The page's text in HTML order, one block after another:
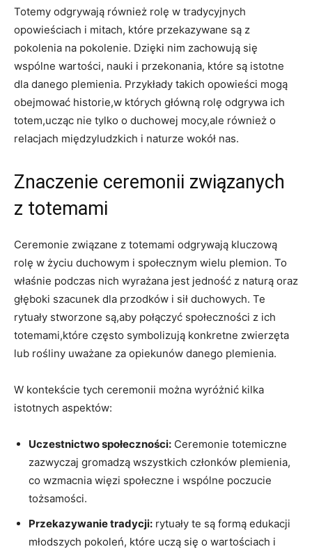
Totemy odgrywają również rolę w tradycyjnych
opowieściach i mitach, które przekazywane są z
pokolenia na pokolenie. Dzięki nim zachowują się
wspólne wartości, nauki i przekonania, które są istotne
dla danego plemienia. Przykłady takich opowieści mogą
obejmować historie,w których główną rolę odgrywa ich
totem,ucząc nie tylko o duchowej mocy,ale również o
relacjach międzyludzkich i naturze wokół nas.
Znaczenie ceremonii związanych
z totemami
Ceremonie związane z totemami odgrywają kluczową
rolę w życiu duchowym i społecznym wielu plemion. To
właśnie podczas nich wyrażana jest jedność z naturą oraz
głęboki szacunek dla przodków i sił duchowych. Te
rytuały stworzone są,aby połączyć społeczności z ich
totemami,które często symbolizują konkretne zwierzęta
lub rośliny uważane za opiekunów danego plemienia.
W kontekście tych ceremonii można wyróżnić kilka
istotnych aspektów:
Uczestnictwo społeczności: Ceremonie totemiczne
zazwyczaj gromadzą wszystkich członków plemienia,
co wzmacnia więzi społeczne i wspólne poczucie
tożsamości.
Przekazywanie tradycji: rytuały te są formą edukacji
młodszych pokoleń, które uczą się o wartościach i